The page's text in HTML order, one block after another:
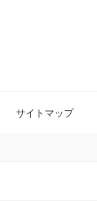
サイトマップ